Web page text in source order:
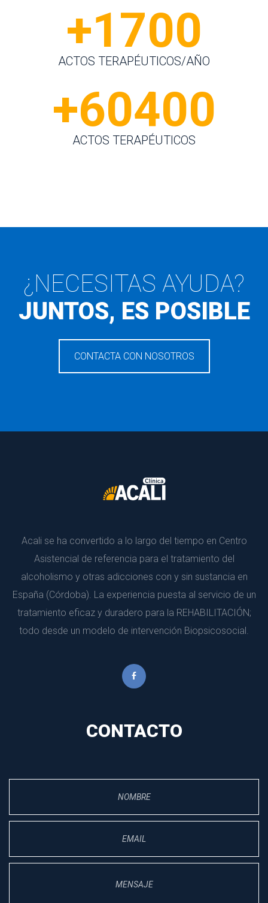
+1700
ACTOS TERAPÉUTICOS/AÑO
+60400
ACTOS TERAPÉUTICOS
¿NECESITAS AYUDA?
JUNTOS, ES POSIBLE
CONTACTA CON NOSOTROS
Acali se ha convertido a lo largo del tiempo en Centro
Asistencial de referencia para el tratamiento del
alcoholismo y otras adicciones con y sin sustancia en
España (Córdoba). La experiencia puesta al servicio de un
tratamiento eficaz y duradero para la REHABILITACIÓN;
todo desde un modelo de intervención Biopsicosocial.
CONTACTO